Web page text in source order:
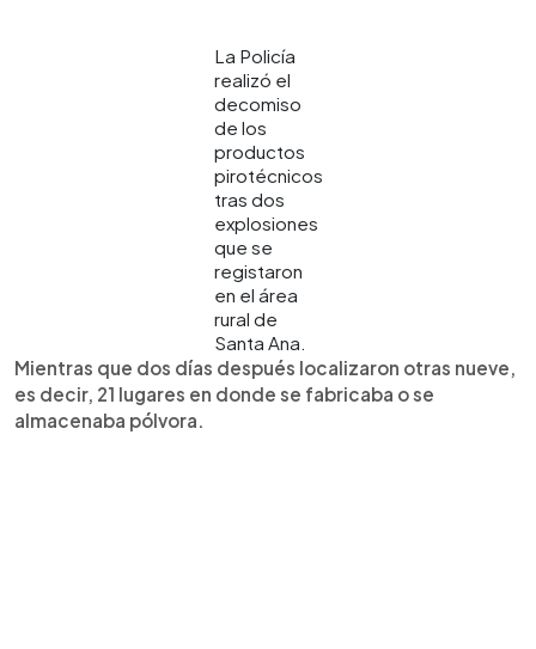
La Policía
realizó el
decomiso
de los
productos
pirotécnicos
tras dos
explosiones
que se
registaron
en el área
rural de
Santa Ana.
Mientras que dos días después localizaron otras nueve,
es decir, 21 lugares en donde se fabricaba o se
almacenaba pólvora.